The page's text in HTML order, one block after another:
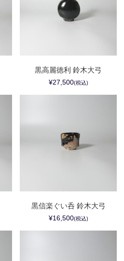
黒高麗徳利 鈴木大弓
¥27,500(税込)
黒信楽ぐい呑 鈴木大弓
¥16,500(税込)